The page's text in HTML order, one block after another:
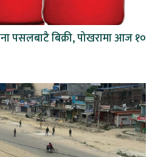
पसलबाटै बिक्री, पोखरामा आज १०